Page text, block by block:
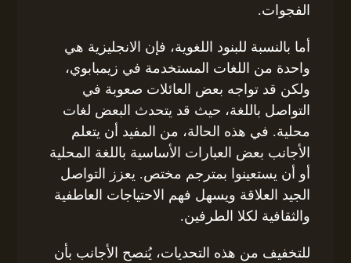
الفجوات.
أما بالنسبة للبنود اللغوية، فإن الانجليزية هي
واحدة من اللغات المستخدمة في زيمبابوي،
ولكن قد تواجه بعض العائلات صعوبة في
التواصل باللغة، حيث قد يتحدث البعض لغات
محلية. في هذه الحالة، من المفيد أن يتعلم
الأجانب بعض العبارات الأساسية باللغة المحلية
أو أن يستعينوا بمترجم مختص. يعزز التواصل
الجيد العلاقة ويسهل فهم الاحتياجات العاطفية
والثقافية لكلا الطرفين.
للتخفيف من هذه التحديات، يُنصح الأجانب بأن